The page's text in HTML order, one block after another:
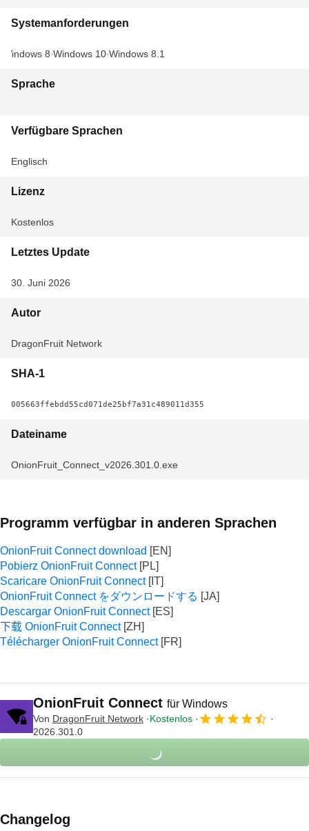
Systemanforderungen
Windows 8 Windows 10 Windows 8.1
Sprache
Verfügbare Sprachen
Englisch
Lizenz
Kostenlos
Letztes Update
30. Juni 2026
Autor
DragonFruit Network
SHA-1
005663ffebdd55cd071de25bf7a31c489011d355
Dateiname
OnionFruit_Connect_v2026.301.0.exe
Programm verfügbar in anderen Sprachen
OnionFruit Connect download
Pobierz OnionFruit Connect
Scaricare OnionFruit Connect
OnionFruit Connect をダウンロードする
Descargar OnionFruit Connect
下载 OnionFruit Connect
Télécharger OnionFruit Connect
OnionFruit Connect für Windows
Von DragonFruit Network
Kostenlos
2026.301.0
Changelog